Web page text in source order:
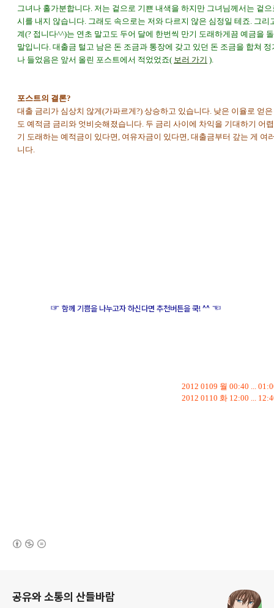
그녀나 홀가분합니다. 저는 겉으로 기쁜 내색을 하지만 그녀님께서는 겉
시를 내지 않습니다. 그래도 속으로는 저와 다르지 않은 심정일 테죠. 그리
계(? 접니다^^)는 연초 말고도 두어 달에 한번씩 만기 도래하게끔 예금을
말입니다. 대출금 털고 남은 돈 조금과 통장에 갖고 있던 돈 조금을 합쳐
나 들었음은 앞서 올린 포스트에서 적었었죠( 보러 가기 ).
포스트의 결론?
대출 금리가 심상치 않게(가파르게?) 상승하고 있습니다. 낮은 이율로 얻
도 예적금 금리와 엇비슷해졌습니다. 두 금리 사이에 차익을 기대하기 어
기 도래하는 예적금이 있다면, 여유자금이 있다면, 대출금부터 갚는 게 여
니다.
☞함께 기쁨을 나누고자 하신다면 추천버튼을 쿡! ^^☜
2012 0109 월 00:40 ...
2012 0110 화 12:00 ...
공유와 소통의 산들바람